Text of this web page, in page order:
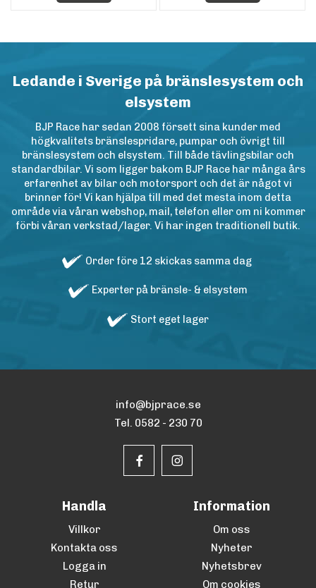
Ledande i Sverige på bränslesystem och
elsystem
BJP Race har sedan 2008 försett sina kunder med
högkvalitets bränslespridare, pumpar och övrigt till
bränslesystem och elsystem. Till både tävlingsbilar och
standardbilar. Vi som ligger bakom BJP Race har många års
erfarenhet av bilar och motorsport och det är något vi
brinner för! Vi kan hjälpa till med det mesta inom detta
område via våran webshop, mail, telefon eller om ni kommer
förbi våran verkstad/lager. Vi har ingen traditionell butik.
Order före 12 skickas samma dag
Experter på bränsle- & elsystem
Stort eget lager
info@bjprace.se
Tel. 0582 - 230 70
Handla
Villkor
Kontakta oss
Logga in
Retur
Information
Om oss
Nyheter
Nyhetsbrev
Om cookies